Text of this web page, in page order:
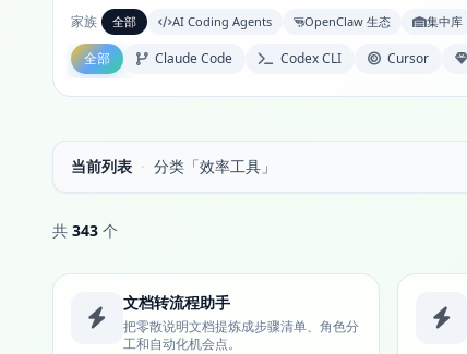
家族
全部 AI Coding Agents OpenClaw 生态 集中库
全部 Claude Code Codex CLI Cursor
当前列表 · 分类「效率工具」
共 343 个
文档转流程助手
把零散说明文档提炼成步骤清单、角色分
工和自动化机会点。